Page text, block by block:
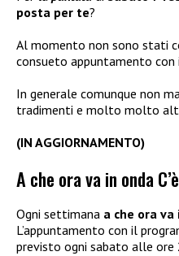
posta per te?
Al momento non sono stati
consueto appuntamento con
In generale comunque non
tradimenti e molto molto
(IN AGGIORNAMENTO)
A che ora va in onda
Ogni settimana a che ora va
L’appuntamento con il
previsto ogni sabato alle ore